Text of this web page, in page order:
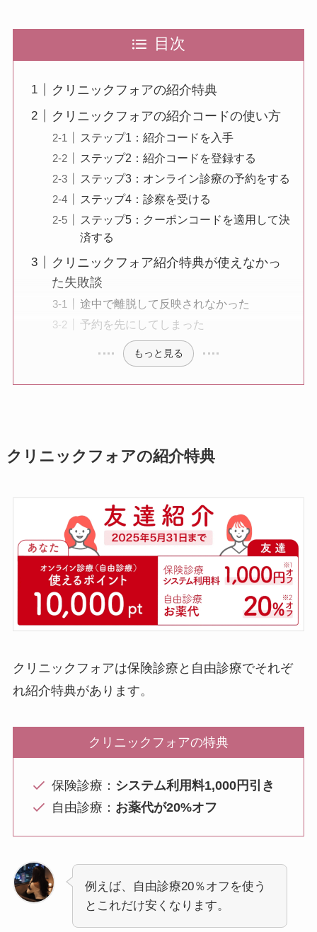
目次
クリニックフォアの紹介特典
クリニックフォアの紹介コードの使い方
ステップ1：紹介コードを入手
ステップ2：紹介コードを登録する
ステップ3：オンライン診療の予約をする
ステップ4：診察を受ける
ステップ5：クーポンコードを適用して決
済する
クリニックフォア紹介特典が使えなかっ
た失敗談
途中で離脱して反映されなかった
予約を先にしてしまった
もっと見る
クリニックフォアの紹介特典
クリニックフォアは保険診療と自由診療でそれぞ
れ紹介特典があります。
クリニックフォアの特典
保険診療： システム利用料1,000円引き
自由診療： お薬代が20%オフ
例えば、自由診療20％オフを使う
とこれだけ安くなります。